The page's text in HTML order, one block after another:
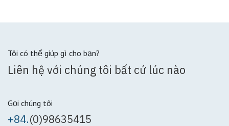
Tôi có thể giúp gì cho bạn?
Liên hệ với chúng tôi bất cứ lúc nào
Gọi chúng tôi
+84.(0)98635415